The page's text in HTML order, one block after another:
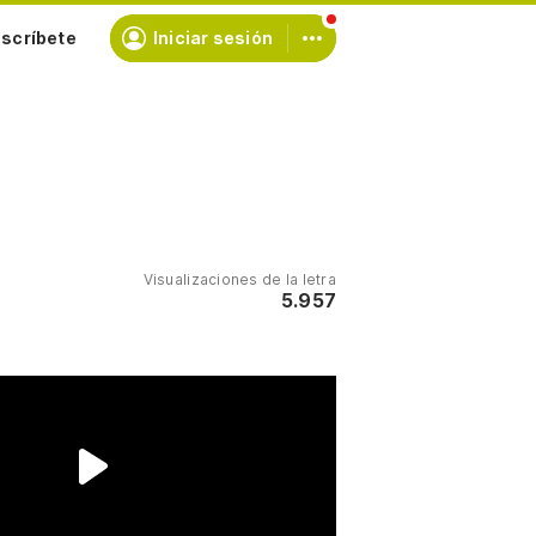
Iniciar sesión
Visualizaciones de la letra
5.957